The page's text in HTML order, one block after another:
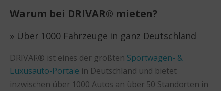
Warum bei DRIVAR® mieten?
» Über 1000 Fahrzeuge in ganz Deutschland
DRIVAR® ist eines der größten Sportwagen- &
Luxusauto-Portale in Deutschland und bietet
inzwischen über 1000 Autos an über 50 Standorten in